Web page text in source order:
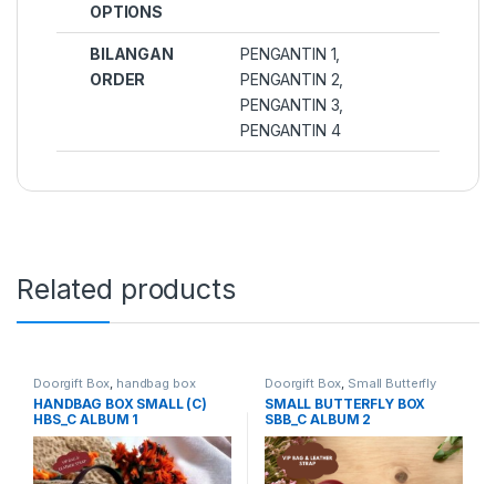
OPTIONS
BILANGAN
ORDER
PENGANTIN 1,
PENGANTIN 2,
PENGANTIN 3,
PENGANTIN 4
Related products
Doorgift Box, handbag box
small
HANDBAG BOX SMALL (C)
HBS_C ALBUM 1
Doorgift Box, Small Butterfly
Box
SMALL BUTTERFLY BOX
SBB_C ALBUM 2